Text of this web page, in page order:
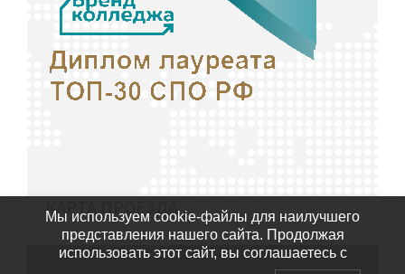
КАРТА ПРОЕЗДА
Мы используем cookie-файлы для наилучшего
представления нашего сайта. Продолжая
использовать этот сайт, вы соглашаетесь с